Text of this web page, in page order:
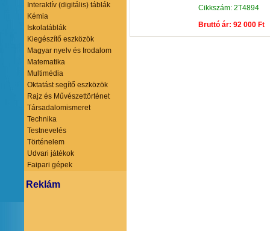
Interaktív (digitális) táblák
Kémia
Iskolatáblák
Kiegészítő eszközök
Magyar nyelv és Irodalom
Matematika
Multimédia
Oktatást segítő eszközök
Rajz és Művészettörténet
Társadalomismeret
Technika
Testnevelés
Történelem
Udvari játékok
Faipari gépek
Reklám
Cikkszám: 2T4894
Bruttó ár: 92 000 Ft